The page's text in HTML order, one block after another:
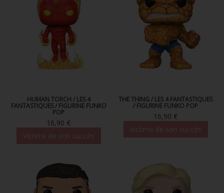
HUMAN TORCH / LES 4
FANTASTIQUES / FIGURINE FUNKO
POP
16,90 €
THE THING / LES 4 FANTASTIQUES
/ FIGURINE FUNKO POP
16,90 €